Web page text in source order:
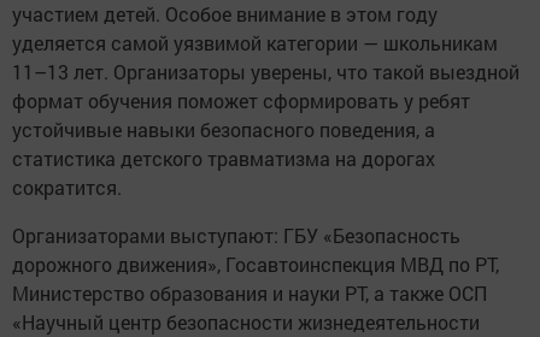
участием детей. Особое внимание в этом году
уделяется самой уязвимой категории — школьникам
11–13 лет. Организаторы уверены, что такой выездной
формат обучения поможет сформировать у ребят
устойчивые навыки безопасного поведения, а
статистика детского травматизма на дорогах
сократится.
Организаторами выступают: ГБУ «Безопасность
дорожного движения», Госавтоинспекция МВД по РТ,
Министерство образования и науки РТ, а также ОСП
«Научный центр безопасности жизнедеятельности